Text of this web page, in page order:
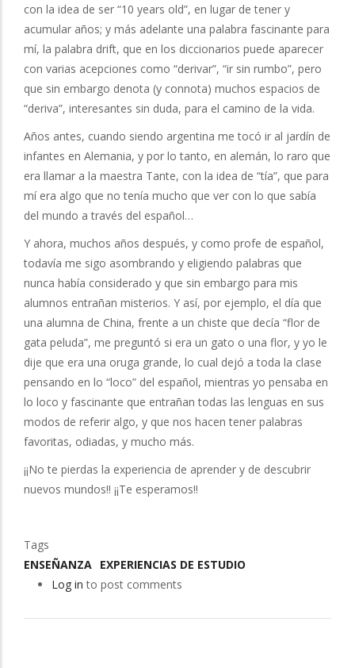
con la idea de ser “10 years old”, en lugar de tener y
acumular años; y más adelante una palabra fascinante para
mí, la palabra drift, que en los diccionarios puede aparecer
con varias acepciones como “derivar”, “ir sin rumbo”, pero
que sin embargo denota (y connota) muchos espacios de
“deriva”, interesantes sin duda, para el camino de la vida.
Años antes, cuando siendo argentina me tocó ir al jardín de
infantes en Alemania, y por lo tanto, en alemán, lo raro que
era llamar a la maestra Tante, con la idea de “tía”, que para
mí era algo que no tenía mucho que ver con lo que sabía
del mundo a través del español…
Y ahora, muchos años después, y como profe de español,
todavía me sigo asombrando y eligiendo palabras que
nunca había considerado y que sin embargo para mis
alumnos entrañan misterios. Y así, por ejemplo, el día que
una alumna de China, frente a un chiste que decía “flor de
gata peluda”, me preguntó si era un gato o una flor, y yo le
dije que era una oruga grande, lo cual dejó a toda la clase
pensando en lo “loco” del español, mientras yo pensaba en
lo loco y fascinante que entrañan todas las lenguas en sus
modos de referir algo, y que nos hacen tener palabras
favoritas, odiadas, y mucho más.
¡¡No te pierdas la experiencia de aprender y de descubrir
nuevos mundos!! ¡¡Te esperamos!!
Tags
ENSEÑANZA EXPERIENCIAS DE ESTUDIO
Log in to post comments